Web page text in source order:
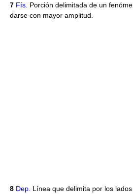
7 Fís. Porción delimitada de un
darse con mayor amplitud.
8 Dep. Línea que delimita por los